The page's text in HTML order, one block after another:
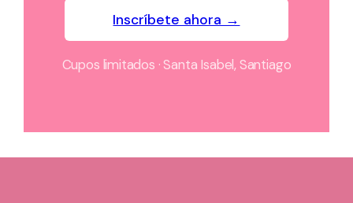
Inscríbete ahora →
Cupos limitados · Santa Isabel, Santiago